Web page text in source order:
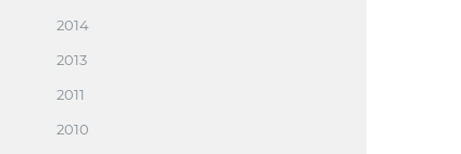
2014
2013
2011
2010